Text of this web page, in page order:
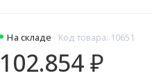
На складе Код товара: 10651
102.854 ₽